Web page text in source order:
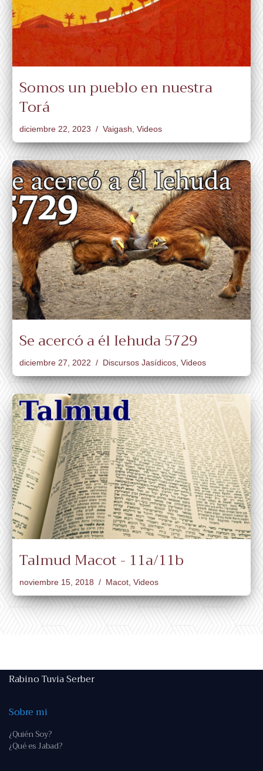
Somos un pueblo en nuestra
Torá
diciembre 22, 2023 Vaigash Videos
Se acercó a él Iehuda 5729
diciembre 27, 2022 Discursos Jasídicos Videos
Talmud Macot - 11a/11b
noviembre 15, 2018 Macot, Videos
Rabino Tuvia Serber
Sobre mi
¿Quién Soy?
¿Qué es Jabad?